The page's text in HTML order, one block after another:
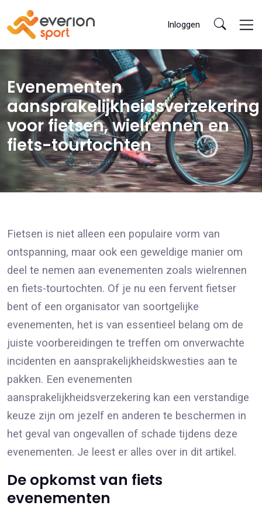
Inloggen
Evenementen
aansprakelijkheidsverzekering
voor fietsen, wielrennen en
fiets-tourtochten
Fietsen is niet alleen een populaire vorm van
ontspanning, maar ook een geweldige manier om
deel te nemen aan evenementen zoals wielrennen
en fiets-tourtochten. Of je nu een fervent fietser
bent of een organisator van soortgelijke
evenementen, het is van essentieel belang om de
juiste voorbereidingen te treffen om onverwachte
incidenten en aansprakelijkheidskwesties aan te
pakken. Een evenementen
aansprakelijkheidsverzekering kan een verstandige
keuze zijn om jezelf en anderen te beschermen in
het geval van ongevallen of schade tijdens deze
evenementen. Je leest er alles over in dit artikel.
De opkomst van fiets
evenementen